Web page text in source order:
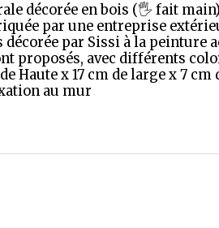
décorée en bois (🖐️ fait
par une entreprise
décorée par Sissi à la
proposés, avec différents
Haute x 17 cm de large x 7
au mur